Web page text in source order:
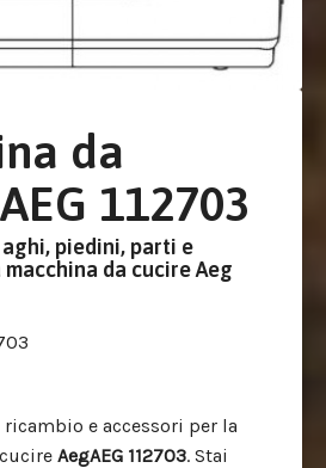
da
112703
piedini, parti e
da cucire Aeg
e accessori per la
AegAEG 112703. Stai